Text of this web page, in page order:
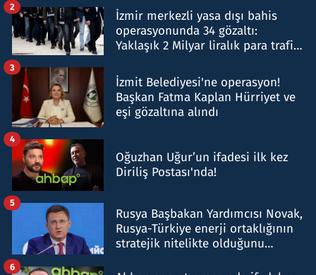
İzmir merkezli yasa dışı bahis
operasyonunda 34 gözaltı:
Yaklaşık 2 Milyar liralık para trafiği
2
İzmit Belediyesi'ne operasyon!
Başkan Fatma Kaplan Hürriyet ve
eşi gözaltına alındı
3
Oğuzhan Uğur’un ifadesi ilk kez
Diriliş Postası'nda!
4
Rusya Başbakan Yardımcısı Novak,
Rusya-Türkiye enerji ortaklığının
stratejik nitelikte olduğunu
5
6